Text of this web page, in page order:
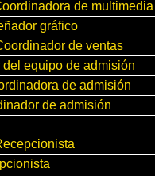
de multimedia
gráfico
de ventas
equipo de admisión
de admisión
de admisión